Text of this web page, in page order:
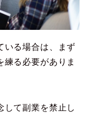
いる場合は、まず
練る必要がありま
して副業を禁止し